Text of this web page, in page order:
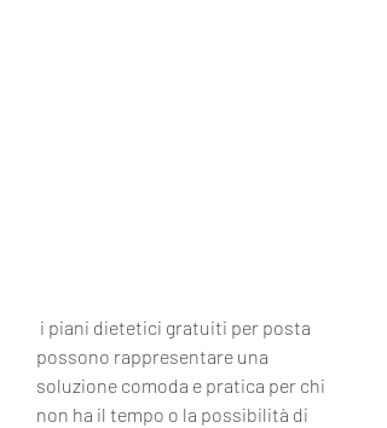
possono rappresentare una
soluzione comoda e pratica per chi
non ha il tempo o la possibilità di